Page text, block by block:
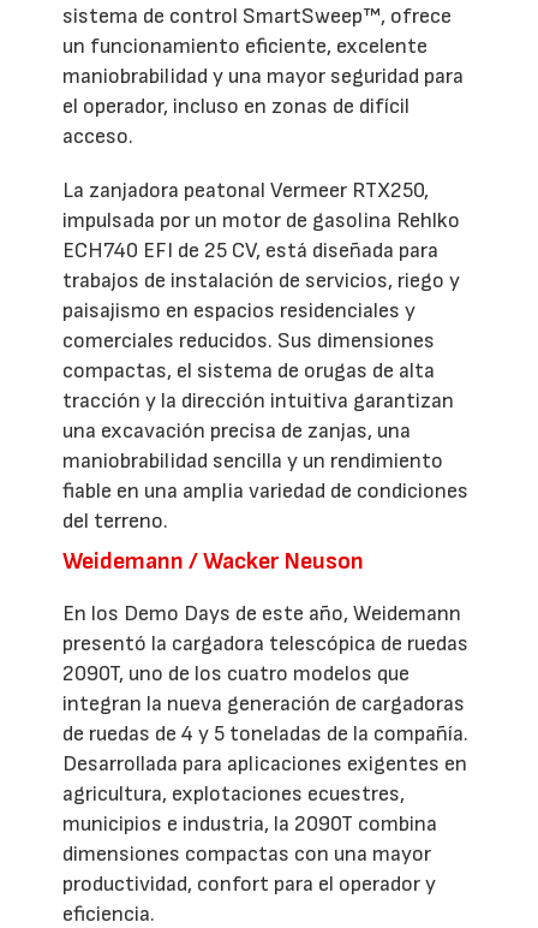
sistema de control SmartSweep™, ofrece
un funcionamiento eficiente, excelente
maniobrabilidad y una mayor seguridad para
el operador, incluso en zonas de difícil
acceso.
La zanjadora peatonal Vermeer RTX250,
impulsada por un motor de gasolina Rehlko
ECH740 EFI de 25 CV, está diseñada para
trabajos de instalación de servicios, riego y
paisajismo en espacios residenciales y
comerciales reducidos. Sus dimensiones
compactas, el sistema de orugas de alta
tracción y la dirección intuitiva garantizan
una excavación precisa de zanjas, una
maniobrabilidad sencilla y un rendimiento
fiable en una amplia variedad de condiciones
del terreno.
Weidemann / Wacker Neuson
En los Demo Days de este año, Weidemann
presentó la cargadora telescópica de ruedas
2090T, uno de los cuatro modelos que
integran la nueva generación de cargadoras
de ruedas de 4 y 5 toneladas de la compañía.
Desarrollada para aplicaciones exigentes en
agricultura, explotaciones ecuestres,
municipios e industria, la 2090T combina
dimensiones compactas con una mayor
productividad, confort para el operador y
eficiencia.